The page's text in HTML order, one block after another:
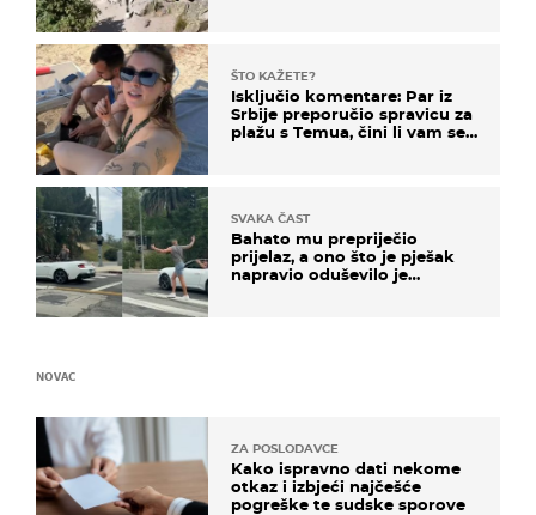
ŠTO KAŽETE?
Isključio komentare: Par iz
Srbije preporučio spravicu za
plažu s Temua, čini li vam se
SVAKA ČAST
Bahato mu prepriječio
prijelaz, a ono što je pješak
napravio oduševilo je
NOVAC
ZA POSLODAVCE
Kako ispravno dati nekome
otkaz i izbjeći najčešće
pogreške te sudske sporove